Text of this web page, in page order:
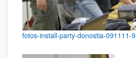
fotos-install-party-donostia-091111-9